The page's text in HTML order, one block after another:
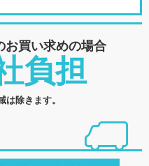
お買い求めの場合
負担
除きます。